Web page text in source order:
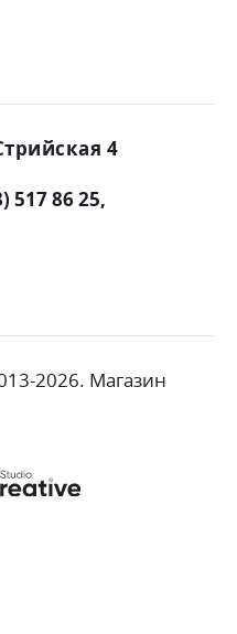
4
517 86 25
2026. Магазин